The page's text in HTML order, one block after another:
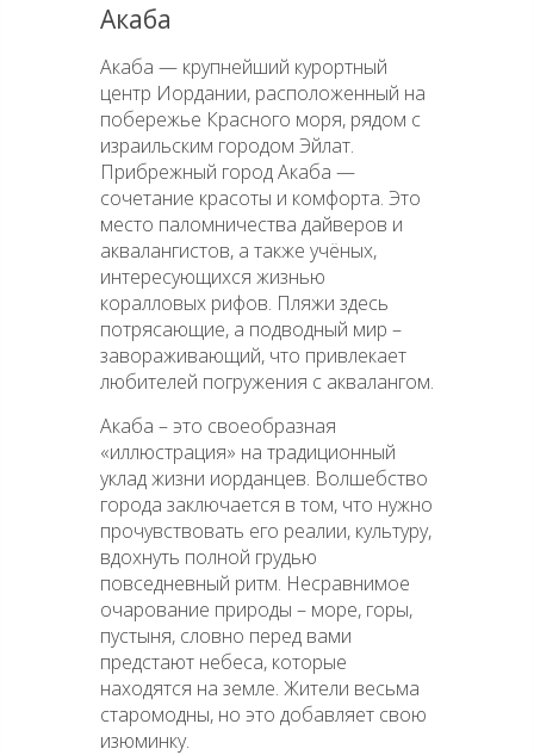
Акаба
Акаба — крупнейший курортный
центр Иордании, расположенный на
побережье Красного моря, рядом с
израильским городом Эйлат.
Прибрежный город Акаба —
сочетание красоты и комфорта. Это
место паломничества дайверов и
аквалангистов, а также учёных,
интересующихся жизнью
коралловых рифов. Пляжи здесь
потрясающие, а подводный мир –
завораживающий, что привлекает
любителей погружения с аквалангом.
Акаба – это своеобразная
«иллюстрация» на традиционный
уклад жизни иорданцев. Волшебство
города заключается в том, что нужно
прочувствовать его реалии, культуру,
вдохнуть полной грудью
повседневный ритм. Несравнимое
очарование природы – море, горы,
пустыня, словно перед вами
предстают небеса, которые
находятся на земле. Жители весьма
старомодны, но это добавляет свою
изюминку.